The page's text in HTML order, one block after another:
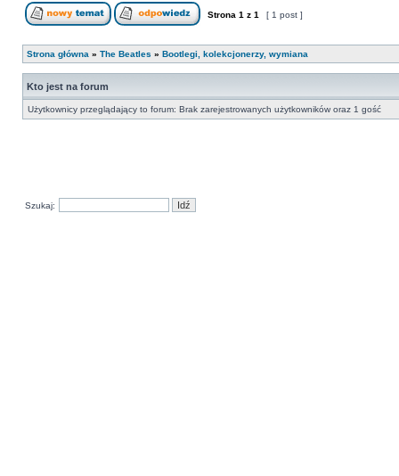
Strona 1 z 1 [ 1 post ]
Strona główna » The Beatles » Bootlegi, kolekcjonerzy, wymiana
Kto jest na forum
Użytkownicy przeglądający to forum: Brak zarejestrowanych użytkowników oraz 1 gość
Szukaj: